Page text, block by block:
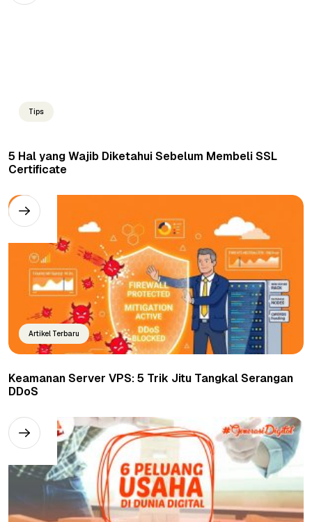
Tips
5 Hal yang Wajib Diketahui Sebelum Membeli SSL
Certificate
Artikel Terbaru
Keamanan Server VPS: 5 Trik Jitu Tangkal Serangan
DDoS